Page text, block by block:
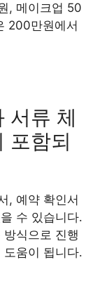
, 메이크업 50
200만원에서
서류 체
포함되
, 예약 확인서
수 있습니다.
식으로 진행
움이 됩니다.